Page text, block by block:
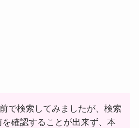
で検索してみましたが、検索
を確認することが出来ず、本